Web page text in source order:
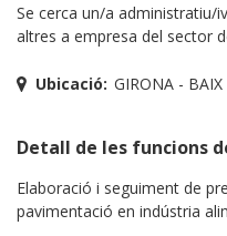
Se cerca un/a administratiu/
altres a empresa del sector
Ubicació: GIRONA -
Detall de les funcions
Elaboració i seguiment de
pavimentació en indústria